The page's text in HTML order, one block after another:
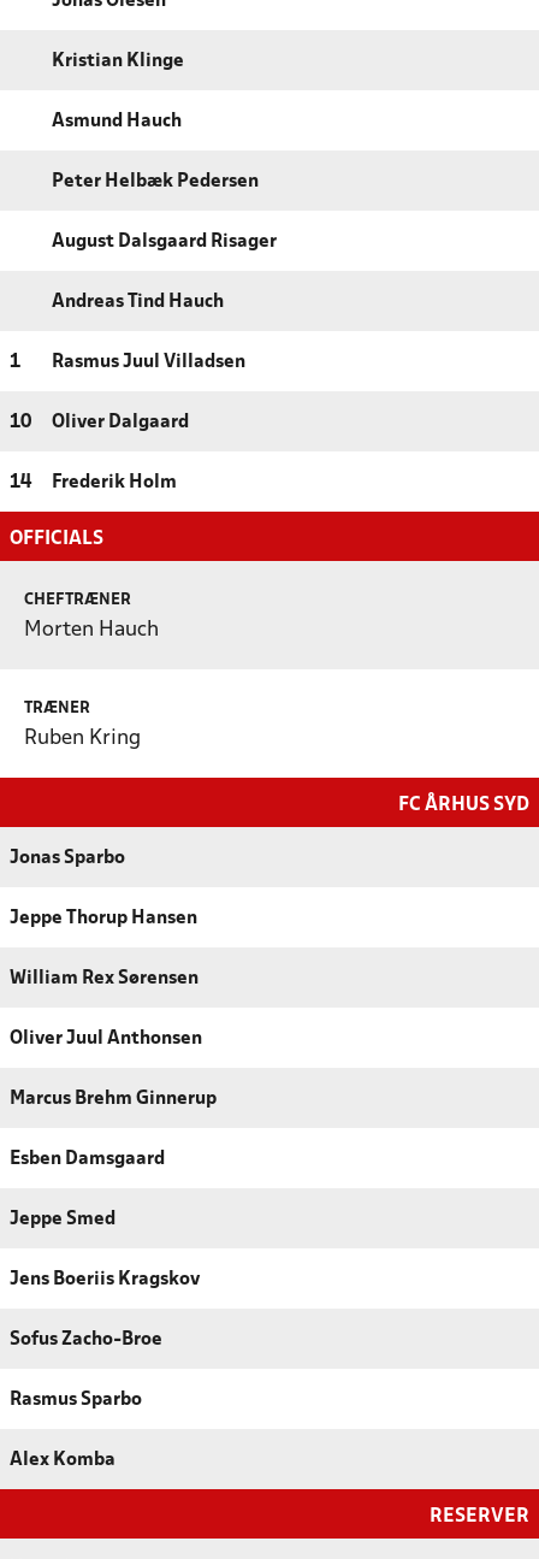
Kristian Klinge
Asmund Hauch
Peter Helbæk Pedersen
August Dalsgaard Risager
Andreas Tind Hauch
1 Rasmus Juul Villadsen
10 Oliver Dalgaard
14 Frederik Holm
OFFICIALS
CHEFTRÆNER
Morten Hauch
TRÆNER
Ruben Kring
FC ÅRHUS SYD
Jonas Sparbo
Jeppe Thorup Hansen
William Rex Sørensen
Oliver Juul Anthonsen
Marcus Brehm Ginnerup
Esben Damsgaard
Jeppe Smed
Jens Boeriis Kragskov
Sofus Zacho-Broe
Rasmus Sparbo
Alex Komba
RESERVER